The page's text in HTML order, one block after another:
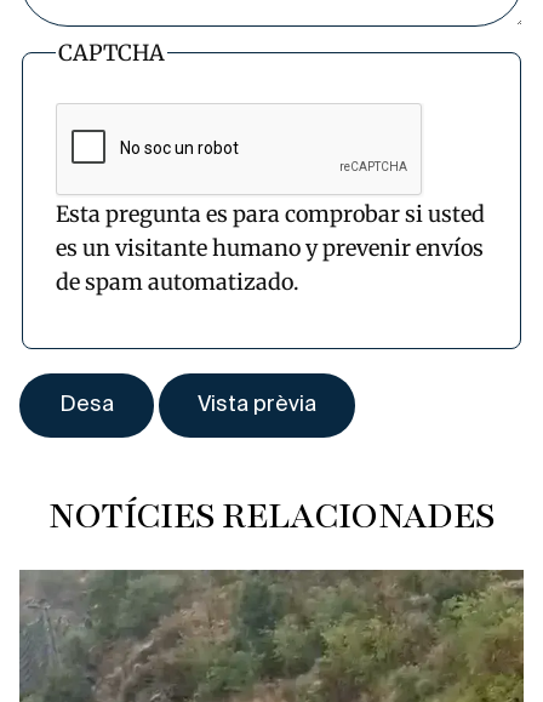
CAPTCHA
Esta pregunta es para comprobar si usted
es un visitante humano y prevenir envíos
de spam automatizado.
NOTÍCIES RELACIONADES